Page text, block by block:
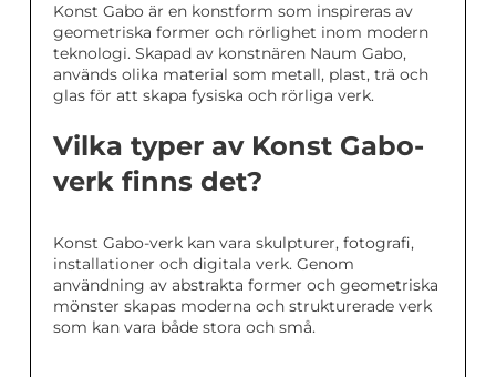
Konst Gabo är en konstform som inspireras av
geometriska former och rörlighet inom modern
teknologi. Skapad av konstnären Naum Gabo,
används olika material som metall, plast, trä och
glas för att skapa fysiska och rörliga verk.
Vilka typer av Konst Gabo-
verk finns det?
Konst Gabo-verk kan vara skulpturer, fotografi,
installationer och digitala verk. Genom
användning av abstrakta former och geometriska
mönster skapas moderna och strukturerade verk
som kan vara både stora och små.